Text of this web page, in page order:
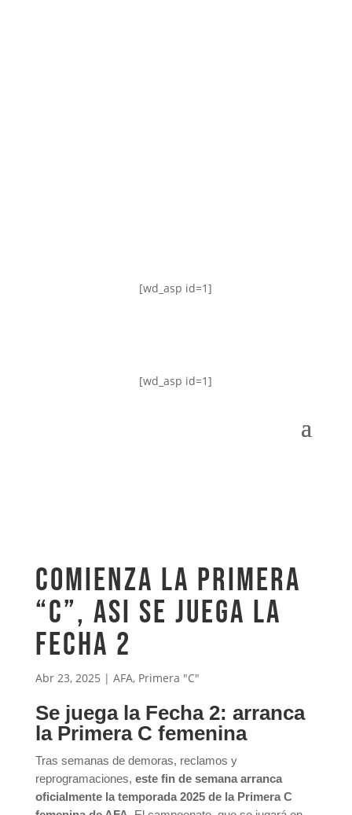
[wd_asp id=1]
[wd_asp id=1]
COMIENZA LA PRIMERA
“C”, ASI SE JUEGA LA
FECHA 2
Abr 23, 2025 | AFA, Primera "C"
Se juega la Fecha 2: arranca
la Primera C femenina
Tras semanas de demoras, reclamos y
reprogramaciones, este fin de semana arranca
oficialmente la temporada 2025 de la Primera C